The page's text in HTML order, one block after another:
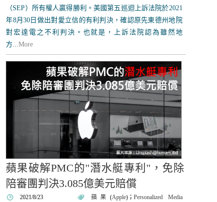
（SEP）所有權人贏得勝利。美國第五巡迴上訴法院於2021
年8月30日做出對愛立信的有利判決，確認原先東德州地院
對宏達電之不利判決。也就是，上訴法院認為雖然地
方...More
蘋果破解PMC的"潛水艇專利"，免除
陪審團判決3.085億美元賠償
2021/8/23 蘋果(Apple)；Personalized Media